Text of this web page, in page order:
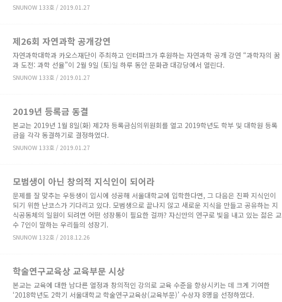
SNUNOW 133호 / 2019.01.27
제26회 자연과학 공개강연
자연과학대학과 카오스재단이 주최하고 인터파크가 후원하는 자연과학 공개 강연 “과학자의 꿈
과 도전: 과학 선율”이 2월 9일 (토)일 하루 동안 문화관 대강당에서 열린다.
SNUNOW 133호 / 2019.01.27
2019년 등록금 동결
본교는 2019년 1월 8일(화) 제2차 등록금심의위원회를 열고 2019학년도 학부 및 대학원 등록
금을 각각 동결하기로 결정하였다.
SNUNOW 133호 / 2019.01.27
모범생이 아닌 창의적 지식인이 되어라
문제를 잘 맞추는 우등생이 입시에 성공해 서울대학교에 입학한다면, 그 다음은 진짜 지식인이
되기 위한 난코스가 기다리고 있다. 모범생으로 끝나지 않고 새로운 지식을 만들고 공유하는 지
식공동체의 일원이 되려면 어떤 성장통이 필요한 걸까? 자신만의 연구로 빛을 내고 있는 젊은 교
수 7인이 말하는 우리들의 성장기.
SNUNOW 132호 / 2018.12.26
학술연구교육상 교육부문 시상
본교는 교육에 대한 남다른 열정과 창의적인 강의로 교육 수준을 향상시키는 데 크게 기여한
‘2018학년도 2학기 서울대학교 학술연구교육상(교육부문)’ 수상자 8명을 선정하였다.